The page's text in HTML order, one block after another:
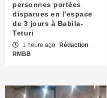
personnes portées
disparues en l’espace
de 3 jours à Babila-
Teturi
1 heure ago
Rédaction
RMBB